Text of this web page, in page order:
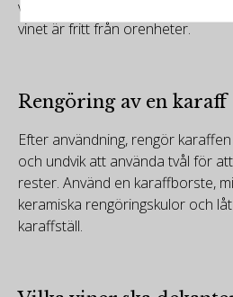
vinet tillbaka i flaskan från
vinet är fritt från orenheter.
Rengöring av en karaff
Efter användning, rengör
och undvik att använda tvål för
rester. Använd en karaffborste,
keramiska rengöringskulor och
karaffställ.